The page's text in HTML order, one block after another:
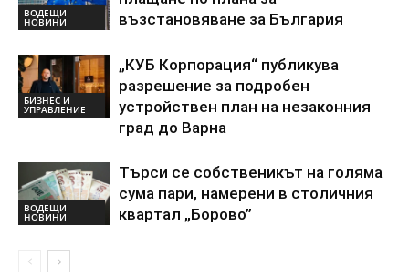
ВОДЕЩИ
НОВИНИ
възстановяване за България
БИЗНЕС И
УПРАВЛЕНИЕ
„КУБ Корпорация“ публикува
разрешение за подробен
устройствен план на незаконния
град до Варна
ВОДЕЩИ
НОВИНИ
Търси се собственикът на голяма
сума пари, намерени в столичния
квартал „Борово”